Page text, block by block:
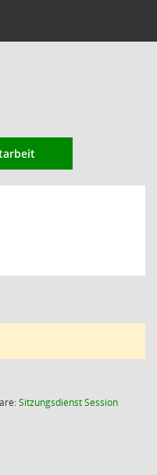
SitzungsdienstSession(Wird in